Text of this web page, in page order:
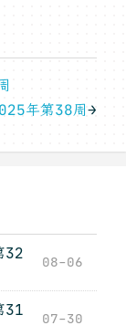
年第38周→
32
08-06
31
07-30